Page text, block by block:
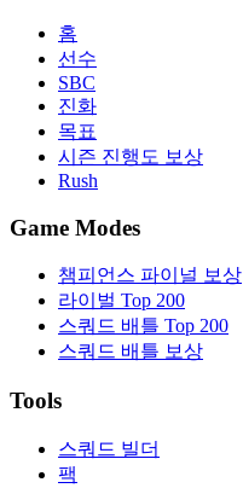
홈
선수
SBC
진화
목표
시즌 진행도 보상
Rush
Game Modes
챔피언스 파이널 보상
라이벌 Top 200
스쿼드 배틀 Top 200
스쿼드 배틀 보상
Tools
스쿼드 빌더
팩